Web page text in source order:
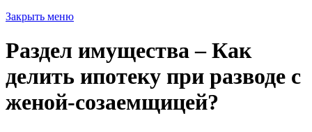
Закрыть меню
Раздел имущества – Как
делить ипотеку при разводе с
женой-созаемщицей?